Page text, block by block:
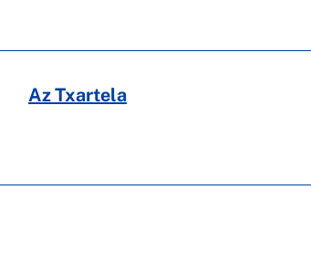
Az Txartela